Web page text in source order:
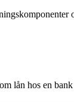
lån hos en